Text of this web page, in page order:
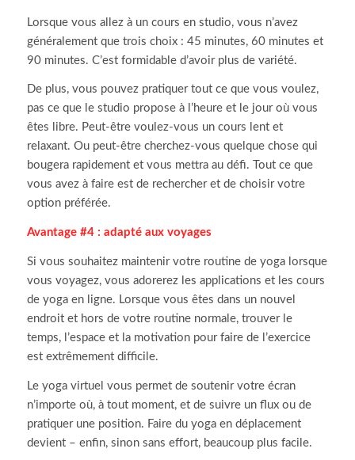
Lorsque vous allez à un cours en studio, vous n’avez
généralement que trois choix : 45 minutes, 60 minutes et
90 minutes. C’est formidable d’avoir plus de variété.
De plus, vous pouvez pratiquer tout ce que vous voulez,
pas ce que le studio propose à l’heure et le jour où vous
êtes libre. Peut-être voulez-vous un cours lent et
relaxant. Ou peut-être cherchez-vous quelque chose qui
bougera rapidement et vous mettra au défi. Tout ce que
vous avez à faire est de rechercher et de choisir votre
option préférée.
Avantage #4 : adapté aux voyages
Si vous souhaitez maintenir votre routine de yoga lorsque
vous voyagez, vous adorerez les applications et les cours
de yoga en ligne. Lorsque vous êtes dans un nouvel
endroit et hors de votre routine normale, trouver le
temps, l’espace et la motivation pour faire de l’exercice
est extrêmement difficile.
Le yoga virtuel vous permet de soutenir votre écran
n’importe où, à tout moment, et de suivre un flux ou de
pratiquer une position. Faire du yoga en déplacement
devient – enfin, sinon sans effort, beaucoup plus facile.